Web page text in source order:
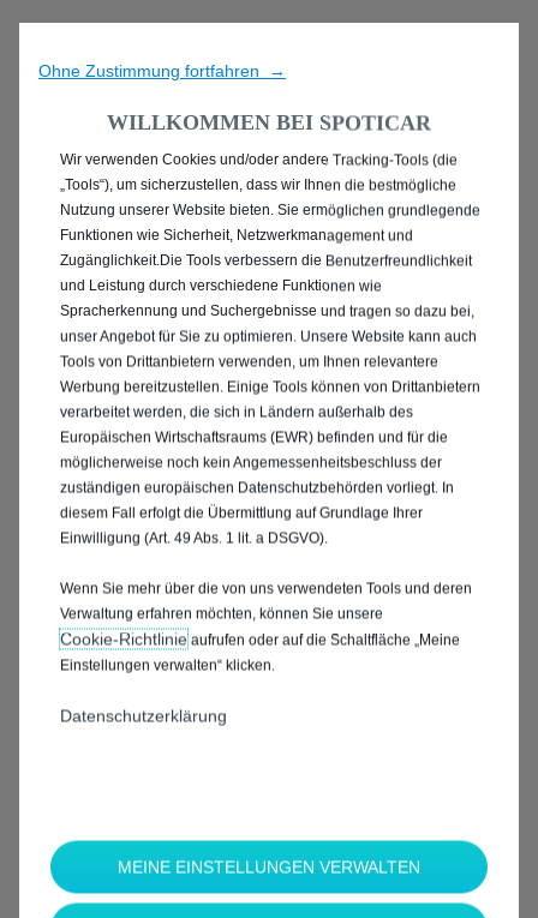
ENTDECKEN SIE ALLE
PEUGEOT 2008 MIT
BENZIN / MILD-HYBRID
ANTRIEB IN BAD
SALZUFLEN
Ohne Zustimmung fortfahren →
WILLKOMMEN BEI SPOTICAR
Wir verwenden Cookies und/oder andere Tracking-Tools (die
„Tools“), um sicherzustellen, dass wir Ihnen die bestmögliche
Nutzung unserer Website bieten. Sie ermöglichen grundlegende
Funktionen wie Sicherheit, Netzwerkmanagement und
Zugänglichkeit.Die Tools verbessern die Benutzerfreundlichkeit
und Leistung durch verschiedene Funktionen wie
Spracherkennung und Suchergebnisse und tragen so dazu bei,
unser Angebot für Sie zu optimieren. Unsere Website kann auch
Tools von Drittanbietern verwenden, um Ihnen relevantere
Werbung bereitzustellen. Einige Tools können von Drittanbietern
verarbeitet werden, die sich in Ländern außerhalb des
Europäischen Wirtschaftsraums (EWR) befinden und für die
möglicherweise noch kein Angemessenheitsbeschluss der
zuständigen europäischen Datenschutzbehörden vorliegt. In
diesem Fall erfolgt die Übermittlung auf Grundlage Ihrer
Einwilligung (Art. 49 Abs. 1 lit. a DSGVO).
Wenn Sie mehr über die von uns verwendeten Tools und deren
Verwaltung erfahren möchten, können Sie unsere
Cookie‑Richtlinieaufrufen oder auf die Schaltfläche „Meine
Einstellungen verwalten“ klicken.
Datenschutzerklärung
MEINE EINSTELLUNGEN VERWALTEN